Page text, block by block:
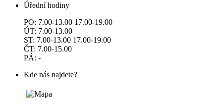
Úřední hodiny
PO: 7.00-13.00 17.00-19.00
ÚT: 7.00-13.00
ST: 7.00-13.00 17.00-19.00
ČT: 7.00-15.00
PÁ: -
Kde nás najdete?